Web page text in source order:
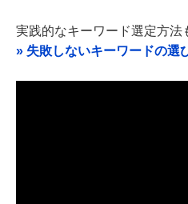
実践的なキーワード選定方法
» 失敗しないキーワードの選